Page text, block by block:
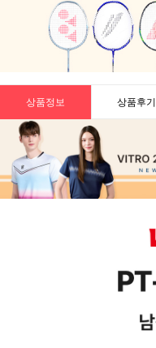
상품정보 상품후기